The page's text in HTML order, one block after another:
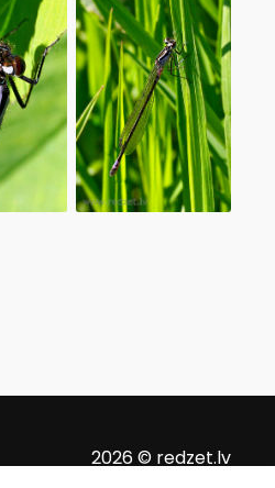
2026 © redzet.lv